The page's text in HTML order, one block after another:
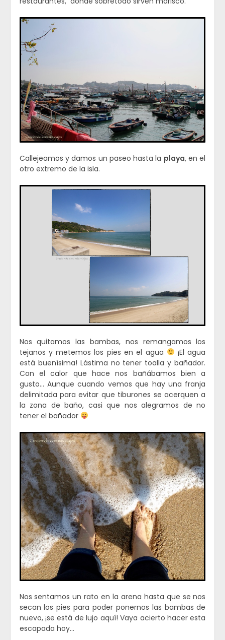
Callejeamos y damos un paseo hasta la playa, en el
otro extremo de la isla.
Nos quitamos las bambas, nos remangamos los
tejanos y metemos los pies en el agua
¡El agua
está buenísima! Lástima no tener toalla y bañador.
Con el calor que hace nos bañábamos bien a
gusto… Aunque cuando vemos que hay una franja
delimitada para evitar que tiburones se acerquen a
la zona de baño, casi que nos alegramos de no
tener el bañador
Nos sentamos un rato en la arena hasta que se nos
secan los pies para poder ponernos las bambas de
nuevo, ¡se está de lujo aquí! Vaya acierto hacer esta
escapada hoy…